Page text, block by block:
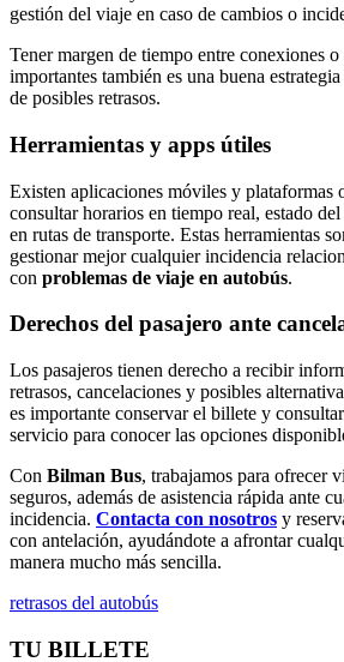
gestión del viaje en caso de cambios o
Tener margen de tiempo entre conexiones
importantes también es una buena
de posibles retrasos.
Herramientas y apps útiles
Existen aplicaciones móviles y plataformas
consultar horarios en tiempo real, estado
en rutas de transporte. Estas herramientas
gestionar mejor cualquier incidencia
con problemas de viaje en autobús.
Derechos del pasajero ante
Los pasajeros tienen derecho a recibir
retrasos, cancelaciones y posibles
es importante conservar el billete y
servicio para conocer las opciones
Con Bilman Bus, trabajamos para ofrecer
seguros, además de asistencia rápida ante
incidencia. Contacta con nosotros y
con antelación, ayudándote a afrontar
manera mucho más sencilla.
retrasos del autobús
TU BILLETE